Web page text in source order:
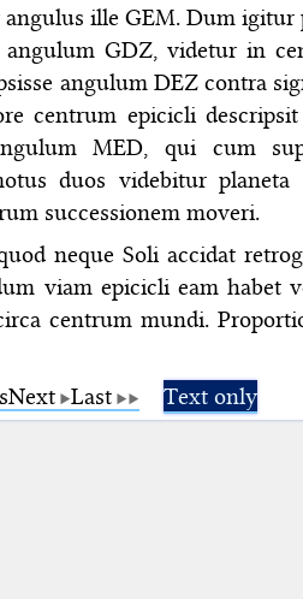
ille GEM. Dum igitur
angulum GDZ, videtur in
angulum DEZ contra
centrum epicicli
MED, qui cum
duos videbitur
successionem moveri.
neque Soli accidat
viam epicicli eam habet
centrum mundi.
Next Last Text only